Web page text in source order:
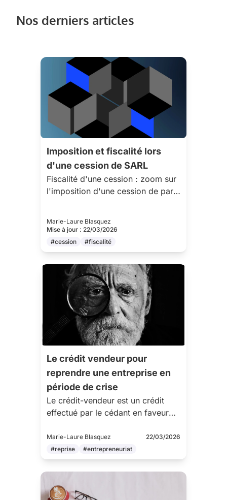
Nos derniers articles
Imposition et fiscalité lors
d'une cession de SARL
Fiscalité d'une cession : zoom sur
l'imposition d'une cession de parts
Marie-Laure Blasquez
Mise à jour : 22/03/2026
#cession
#fiscalité
Le crédit vendeur pour
reprendre une entreprise en
période de crise
Le crédit-vendeur est un crédit
effectué par le cédant en faveur
expliquons de quoi il s'agit, dans
quels cas l'utiliser & quelles
clauses sont à regarder de près !
Marie-Laure Blasquez
22/03/2026
#reprise
#entrepreneuriat